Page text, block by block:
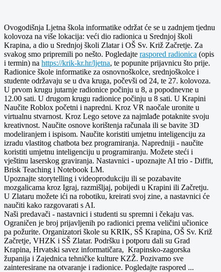
Ovogodišnja Ljetna škola informatike održat će se u zadnjem tjednu
kolovoza na više lokacija: veći dio radionica u Srednjoj školi
Krapina, a dio u Srednjoj školi Zlatar i OŠ Sv. Križ Začretje. Za
svakog smo pripremili po nešto. Pogledajte raspored radionica (opis
i termin) na https://krik-kr.hr/ljetna, te popunite prijavnicu što prije.
Radionice škole informatike za osnovnoškolce, srednjoškolce i
studente održavaju se u dva kruga, počevši od 24, te 27. kolovoza.
U prvom krugu jutarnje radionice počinju u 8, a popodnevne u
12.00 sati. U drugom krugu radionice počinju u 8 sati. U Krapini
Naučite Roblox početni i napredni. Kroz VR naočale uronite u
virtualnu stvarnost. Kroz Lego setove za najmlađe potaknite svoju
kreativnost. Naučite osnove korištenja računala ili se bavite 3D
modeliranjem i ispisom. Naučite koristiti umjetnu inteligenciju za
izradu vlastitog chatbota bez programiranja. Napredniji - naučite
koristiti umjetnu inteligenciju u programiranju. Možete steći i
vještinu laserskog graviranja. Nastavnici - upoznajte AI trio - Diffit,
Brisk Teaching i Notebook LM.
Upoznajte storytelling i videoprodukciju ili se pozabavite
mozgalicama kroz Igraj, razmišljaj, pobijedi u Krapini ili Začretju.
U Zlataru možete ići na robotiku, kreirati svoj zine, a nastavnici će
naučiti kako razgovarati s AI.
Naši predavači - nastavnici i studenti su spremni i čekaju vas.
Ograničen je broj prijavljenih po radionici prema veličini učionice
pa požurite. Organizatori škole su KRIK, SŠ Krapina, OŠ Sv. Križ
Začretje, VHZK i SŠ Zlatar. Podršku i potporu dali su Grad
Krapina, Hrvatski savez informatičara, Krapinsko-zagorska
županija i Zajednica tehničke kulture KZŽ. Pozivamo sve
zainteresirane na otvaranje i radionice. Pogledajte raspored ...